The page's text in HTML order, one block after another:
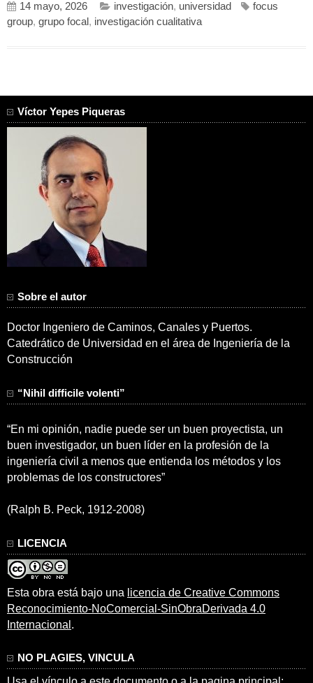
14 mayo, 2026 investigación, universidad
focus
group, grupo focal, investigación cualitativa
Víctor Yepes Piqueras
Sobre el autor
Doctor Ingeniero de Caminos, Canales y Puertos.
Catedrático de Universidad en el área de Ingeniería de la
Construcción
“Nihil difficile volenti”
“En mi opinión, nadie puede ser un buen proyectista, un
buen investigador, un buen líder en la profesión de la
ingeniería civil a menos que entienda los métodos y los
problemas de los constructores”
(Ralph B. Peck, 1912-2008)
LICENCIA
Esta obra está bajo una licencia de Creative Commons
Reconocimiento-NoComercial-SinObraDerivada 4.0
Internacional .
NO PLAGIES, VINCULA